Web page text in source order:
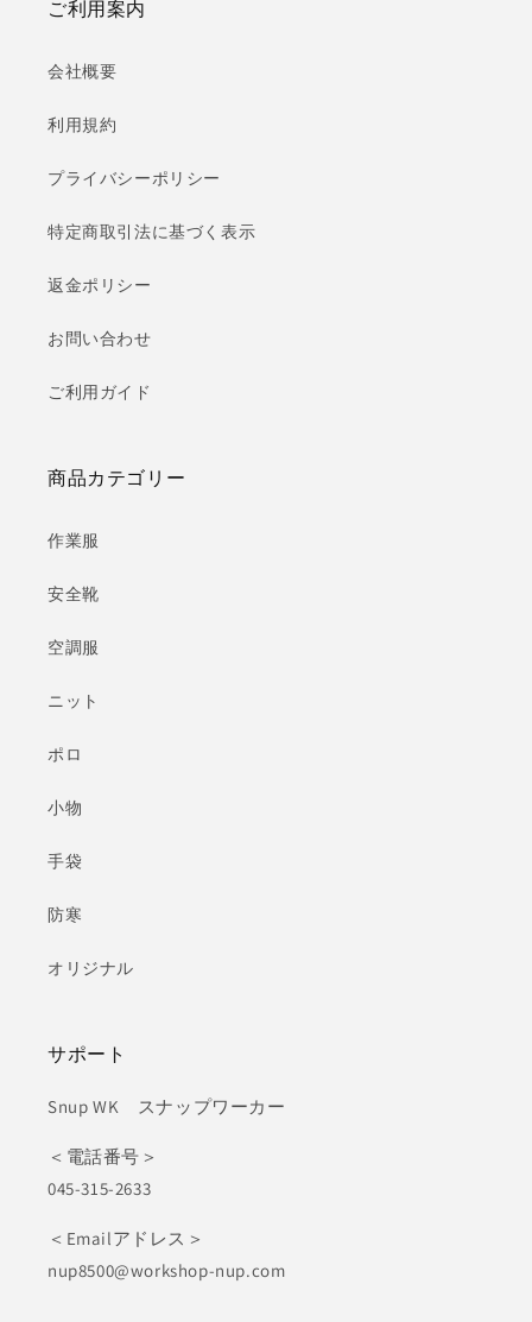
ご利用案内
会社概要
利用規約
プライバシーポリシー
特定商取引法に基づく表示
返金ポリシー
お問い合わせ
ご利用ガイド
商品カテゴリー
作業服
安全靴
空調服
ニット
ポロ
小物
手袋
防寒
オリジナル
サポート
Snup WK スナップワーカー
＜電話番号＞
045-315-2633
＜Emailアドレス＞
nup8500@workshop-nup.com